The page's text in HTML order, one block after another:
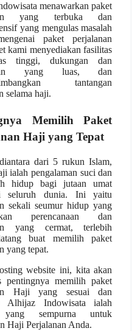
menawarkan paket
yang terbuka dan
yang mengulas masalah
paket perjalanan
kami menyediakan fasilitas
tinggi, dukungan dan
yang luas, dan
tantangan
selama haji.
Memilih Paket
Haji yang Tepat
dari 5 rukun Islam,
ialah pengalaman suci dan
hidup bagi jutaan umat
seluruh dunia. Ini yaitu
sekali seumur hidup yang
perencanaan dan
yang cermat, terlebih
buat memilih paket
yang tepat.
website ini, kita akan
pentingnya memilih paket
Haji yang sesuai dan
Alhijaz Indowisata ialah
sempurna untuk
Haji Perjalanan Anda.